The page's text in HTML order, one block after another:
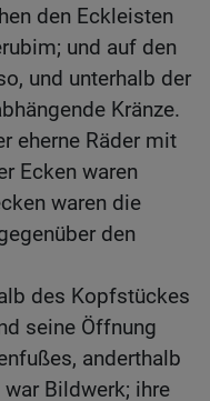
den Eckleisten
und auf den
und unterhalb der
Kränze.
eherne Räder mit
Ecken waren
waren die
den
des Kopfstückes
seine Öffnung
anderthalb
Bildwerk; ihre